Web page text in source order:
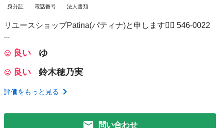
身分証 電話番号 法人書類
リユースショップPatina(パティナ)と申します🙋‍♂️ 546-0022
...
良い
ゆ
良い
鈴木穂乃実
評価をもっと見る
問い合わせ